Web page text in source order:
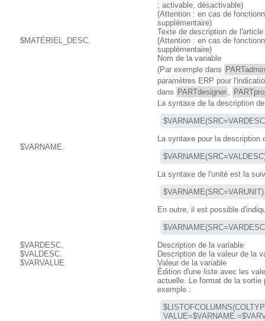
; activable, désactivable)
(Attention : en cas de
supplémentaire)
$MATÉRIEL_DESC.
Texte de description de l'article
(Attention : en cas de
supplémentaire)
$VARNAME.
Nom de la variable
(Par exemple dans PARTadmin
paramètres ERP pour
dans PARTdesigner ,
La syntaxe de la description
La syntaxe pour la
La syntaxe de l'unité est la
En outre, il est possible
$VARDESC.
Description de la variable
$VALDESC.
Description de la valeur de la
$VARVALUE.
Valeur de la variable
Édition d'une liste avec les
actuelle. Le format de la sortie
exemple :